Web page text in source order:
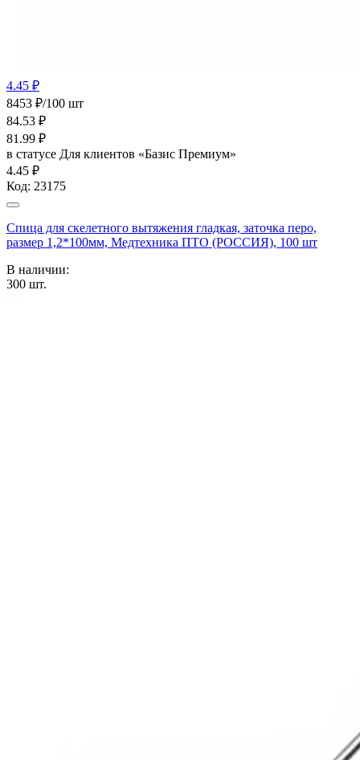
4.45 ₽
8453 ₽/100 шт
84.53 ₽
81.99 ₽
в статусе Для клиентов «Базис Премиум»
4.45 ₽
Код: 23175
Спица для скелетного вытяжения гладкая, заточка перо,
размер 1,2*100мм, Медтехника ПТО (РОССИЯ), 100 шт
В наличии:
300 шт.